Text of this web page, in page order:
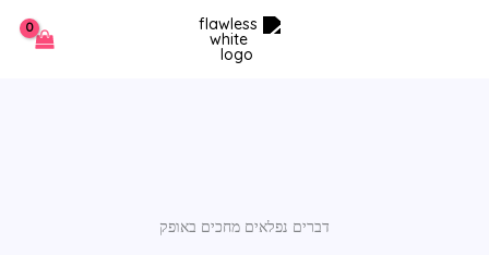
דברים נפלאים מחכים באופק